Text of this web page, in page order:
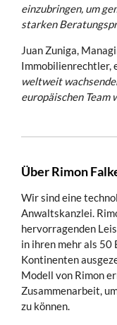
einzubringen, um
starken
Juan Zuniga,
Immobilienrechtler,
weltweit
europäischen Team
Über Rimon
Wir sind eine
Anwaltskanzlei.
hervorragenden
in ihren mehr als 50
Kontinenten
Modell von Rimon
Zusammenarbeit,
zu können.